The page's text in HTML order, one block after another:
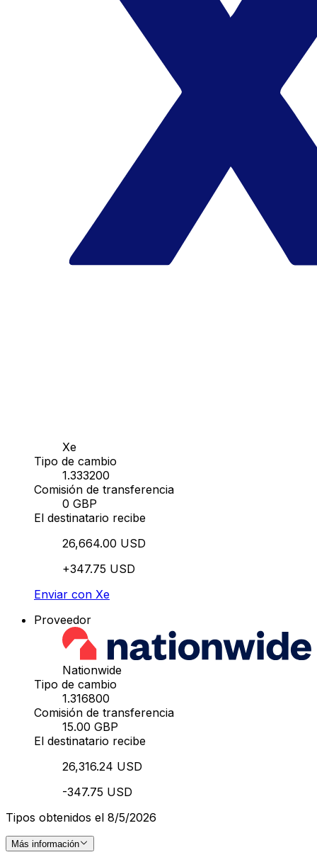
Xe
Tipo de cambio
1.333200
Comisión de transferencia
0 GBP
El destinatario recibe
26,664.00 USD
+347.75 USD
Enviar con Xe
Proveedor
Nationwide
Tipo de cambio
1.316800
Comisión de transferencia
15.00 GBP
El destinatario recibe
26,316.24 USD
-347.75 USD
Tipos obtenidos el 8/5/2026
Más información